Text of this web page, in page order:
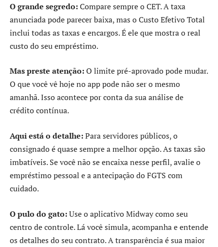
O grande segredo:Compare sempre o CET. A taxa
anunciada pode parecer baixa, mas o Custo Efetivo Total
inclui todas as taxas e encargos. É ele que mostra o real
custo do seu empréstimo.
Mas preste atenção:O limite pré-aprovado pode mudar.
O que você vê hoje no app pode não ser o mesmo
amanhã. Isso acontece por conta da sua análise de
crédito contínua.
Aqui está o detalhe:Para servidores públicos, o
consignado é quase sempre a melhor opção. As taxas são
imbatíveis. Se você não se encaixa nesse perfil, avalie o
empréstimo pessoal e a antecipação do FGTS com
cuidado.
O pulo do gato:Use o aplicativo Midway como seu
centro de controle. Lá você simula, acompanha e entende
os detalhes do seu contrato. A transparência é sua maior